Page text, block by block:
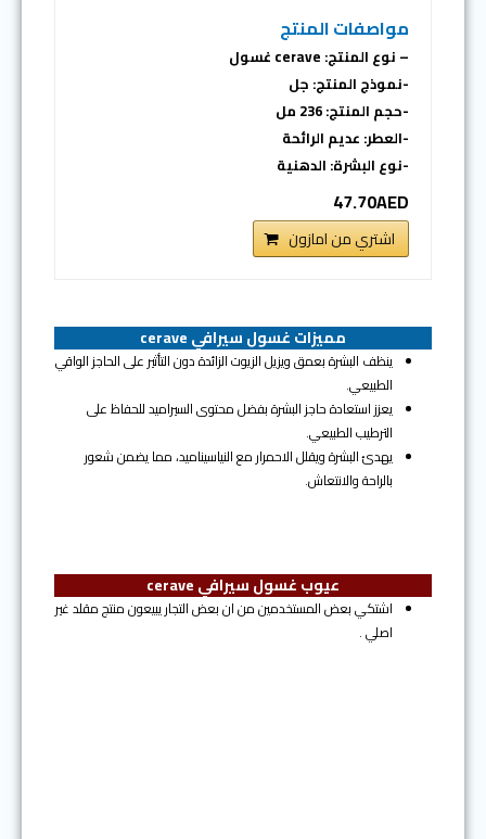
مواصفات المنتج
– نوع المنتج: cerave غسول
-نموذج المنتج: جل
-حجم المنتج: 236 مل
-العطر: عديم الرائحة
-نوع البشرة: الدهنية
47.70AED
اشتري من امازون
مميزات غسول سيرافي cerave
ينظف البشرة بعمق ويزيل الزيوت الزائدة دون التأثير على الحاجز الواقي
الطبيعي.
يعزز استعادة حاجز البشرة بفضل محتوى السيراميد للحفاظ على
الترطيب الطبيعي.
يهدئ البشرة ويقلل الاحمرار مع النياسيناميد، مما يضمن شعور
بالراحة والانتعاش.
عيوب غسول سيرافي cerave
اشتكي بعض المستخدمين من ان بعض التجار يبيعون منتج مقلد غير
اصلي .